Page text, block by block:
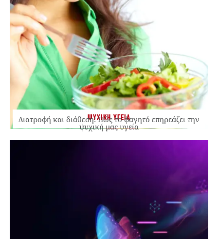
ΨΥΧΙΚΗ ΥΓΕΙΑ
Διατροφή και διάθεση: Πώς το φαγητό επηρεάζει την
ψυχική μας υγεία